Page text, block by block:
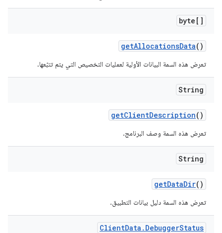
byte[]
getAllocationsData()
تعرض هذه السمة البيانات الأولية لعمليات التخصيص التي يتم تتبّعها.
String
getClientDescription()
تعرض هذه السمة وصف البرنامج.
String
getDataDir()
تعرض هذه السمة دليل بيانات التطبيق.
ClientData . DebuggerStatus